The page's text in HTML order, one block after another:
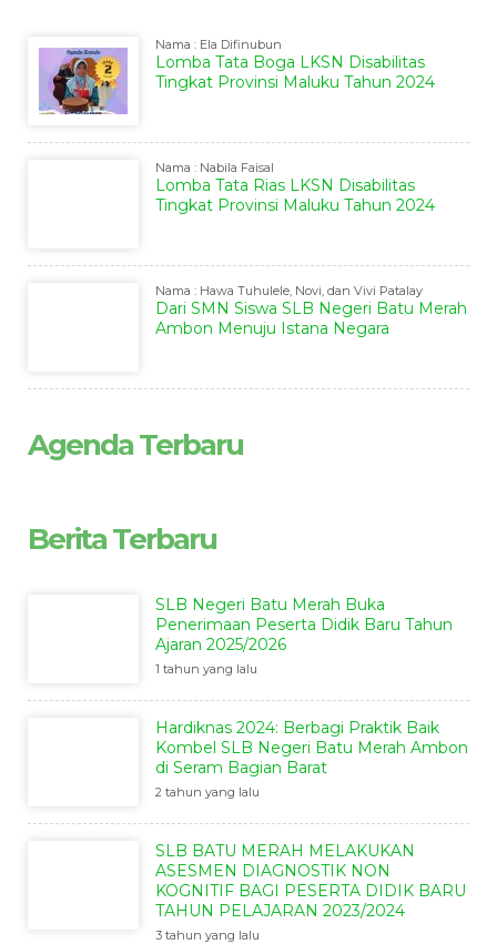
Nama : Ela Difinubun
Lomba Tata Boga LKSN Disabilitas
Tingkat Provinsi Maluku Tahun 2024
Nama : Nabila Faisal
Lomba Tata Rias LKSN Disabilitas
Tingkat Provinsi Maluku Tahun 2024
Nama : Hawa Tuhulele, Novi, dan Vivi Patalay
Dari SMN Siswa SLB Negeri Batu Merah
Ambon Menuju Istana Negara
Agenda Terbaru
Berita Terbaru
SLB Negeri Batu Merah Buka
Penerimaan Peserta Didik Baru Tahun
Ajaran 2025/2026
1 tahun yang lalu
Hardiknas 2024: Berbagi Praktik Baik
Kombel SLB Negeri Batu Merah Ambon
di Seram Bagian Barat
2 tahun yang lalu
SLB BATU MERAH MELAKUKAN
ASESMEN DIAGNOSTIK NON
KOGNITIF BAGI PESERTA DIDIK BARU
TAHUN PELAJARAN 2023/2024
3 tahun yang lalu